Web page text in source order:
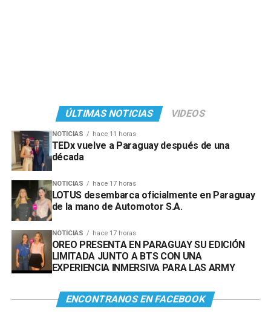
ÚLTIMAS NOTICIAS VIDEOS
NOTICIAS hace 11 horas
TEDx vuelve a Paraguay después de una
década
NOTICIAS hace 17 horas
LOTUS desembarca oficialmente en Paraguay
de la mano de Automotor S.A.
NOTICIAS hace 17 horas
OREO PRESENTA EN PARAGUAY SU EDICIÓN
LIMITADA JUNTO A BTS CON UNA
EXPERIENCIA INMERSIVA PARA LAS ARMY
ENCONTRANOS EN FACEBOOK